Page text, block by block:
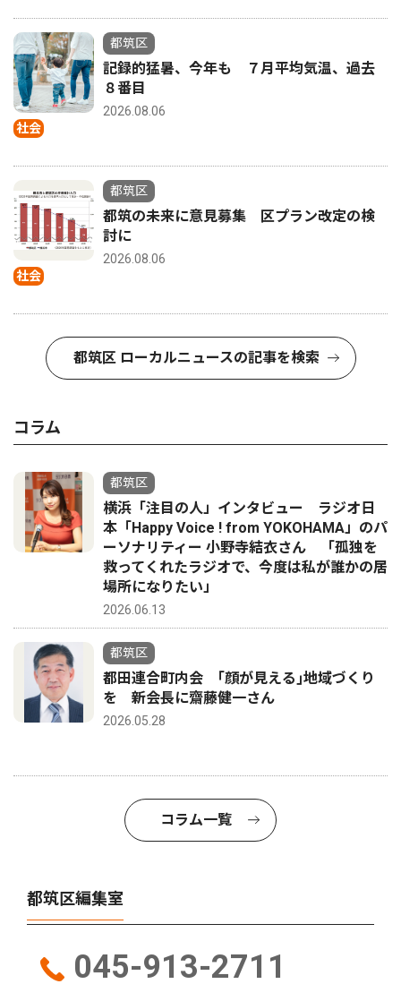
社会
都筑区
記録的猛暑、今年も ７月平均気温、過去
８番目
2026.08.06
社会
都筑区
都筑の未来に意見募集 区プラン改定の検
討に
2026.08.06
都筑区 ローカルニュースの記事を検索
コラム
都筑区
横浜「注目の人」インタビュー ラジオ日
本「Happy Voice ! from YOKOHAMA」のパ
ーソナリティー 小野寺結衣さん 「孤独を
救ってくれたラジオで、今度は私が誰かの居
場所になりたい」
2026.06.13
都筑区
都田連合町内会 ｢顔が見える｣地域づくり
を 新会長に齋藤健一さん
2026.05.28
コラム一覧
都筑区編集室
045-913-2711